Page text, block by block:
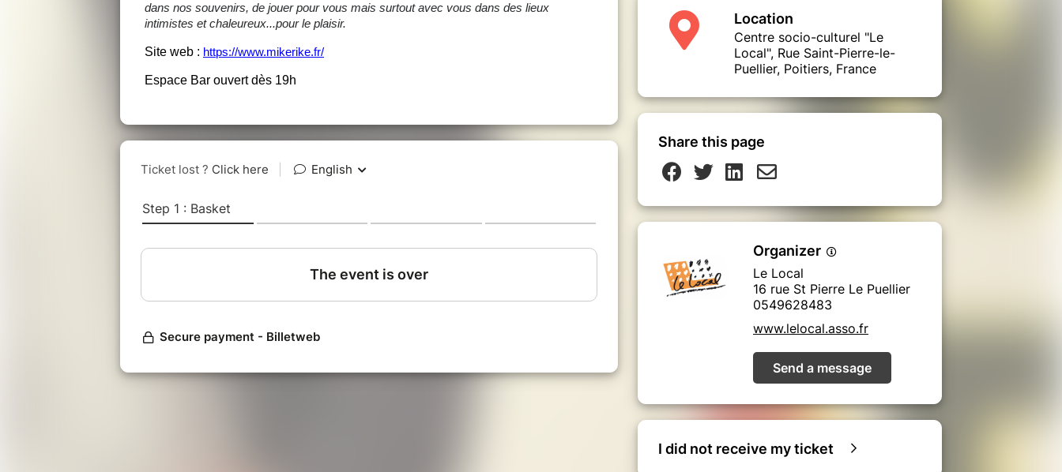
dans nos souvenirs, de jouer pour vous mais surtout avec vous dans des lieux
intimistes et chaleureux...pour le plaisir.
Site web : https://www.mikerike.fr/
Espace Bar ouvert dès 19h
Location
Centre socio-culturel "Le
Local", Rue Saint-Pierre-le-
Puellier, Poitiers, France
Share this page
Organizer
Le Local
16 rue St Pierre Le Puellier
0549628483
www.lelocal.asso.fr
Send a message
I did not receive my ticket